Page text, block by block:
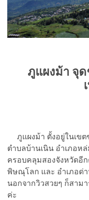
ภูแผงม้า จุ
ภูแผงม้า ตั้งอยู่ในเขต
ตำบลบ้านเนิน อำเภอห
ครอบคลุมสองจังหวัดอี
พิษณุโลก และ อำเภอด่
นอกจากวิวสวยๆ ก็สาม
ค่ะ